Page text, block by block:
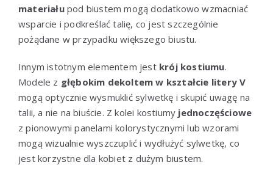
materiałupod biustem mogą dodatkowo wzmacniać
wsparcie i podkreślać talię, co jest szczególnie
pożądane w przypadku większego biustu.
Innym istotnym elementem jest krój kostiumu.
Modele z głębokim dekoltem w kształcie litery V
mogą optycznie wysmuklić sylwetkę i skupić uwagę na
talii, a nie na biuście. Z kolei kostiumy jednoczęściowe
z pionowymi panelami kolorystycznymi lub wzorami
mogą wizualnie wyszczuplić i wydłużyć sylwetkę, co
jest korzystne dla kobiet z dużym biustem.